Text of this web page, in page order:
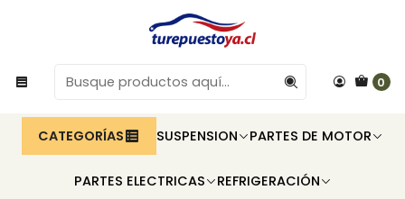
0
CATEGORÍAS SUSPENSION PARTES DE MOTOR
PARTES ELECTRICAS REFRIGERACIÓN